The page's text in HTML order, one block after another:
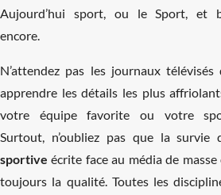
Aujourd’hui sport, ou le Sport, et
encore.
N’attendez pas les journaux
apprendre les détails les plus
votre équipe favorite ou votre
Surtout, n’oubliez pas que la survie
sportive écrite face au média de
toujours la qualité. Toutes les